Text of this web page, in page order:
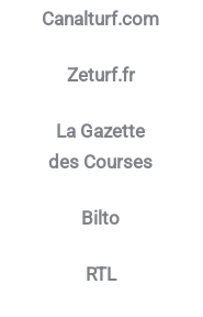
Canalturf.com
Zeturf.fr
La Gazette
des Courses
Bilto
RTL